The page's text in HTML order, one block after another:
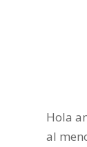
Hola
al